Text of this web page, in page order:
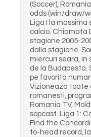
(Soccer),
odds (win/draw/
Liga I la
calcio. Chiamata
stagione 2005-
dalla stagione.
miercuri seara, in
de la Budapesta.
pe favorita
Vizioneaza toate
romanesti,
Romania TV,
sopcast. Liga 1:
Find the
to-head record,